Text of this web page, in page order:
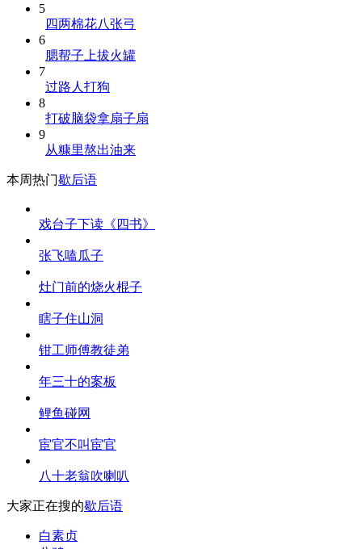
5
四两棉花八张弓
6
腮帮子上拔火罐
7
过路人打狗
8
打破脑袋拿扇子扇
9
从糠里熬出油来
本周热门歇后语
戏台子下读《四书》
张飞嗑瓜子
灶门前的烧火棍子
瞎子住山洞
钳工师傅教徒弟
年三十的案板
鲤鱼碰网
宦官不叫宦官
八十老翁吹喇叭
大家正在搜的歇后语
白素贞